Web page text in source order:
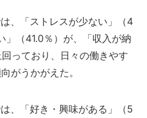
、「ストレスが少ない」（4
」（41.0％）が、「収入が納
っており、日々の働きやす
がうかがえた。
、「好き・興味がある」（5